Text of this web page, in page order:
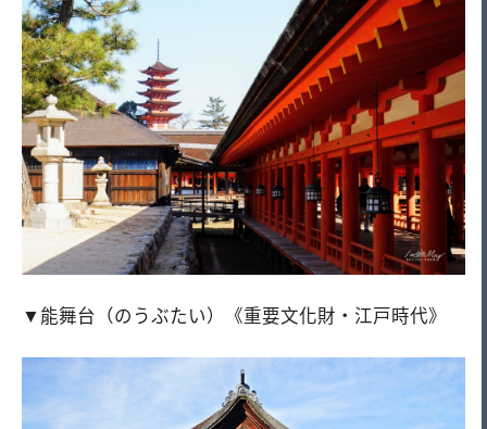
▼能舞台（のうぶたい）《重要文化財・江戸時代》